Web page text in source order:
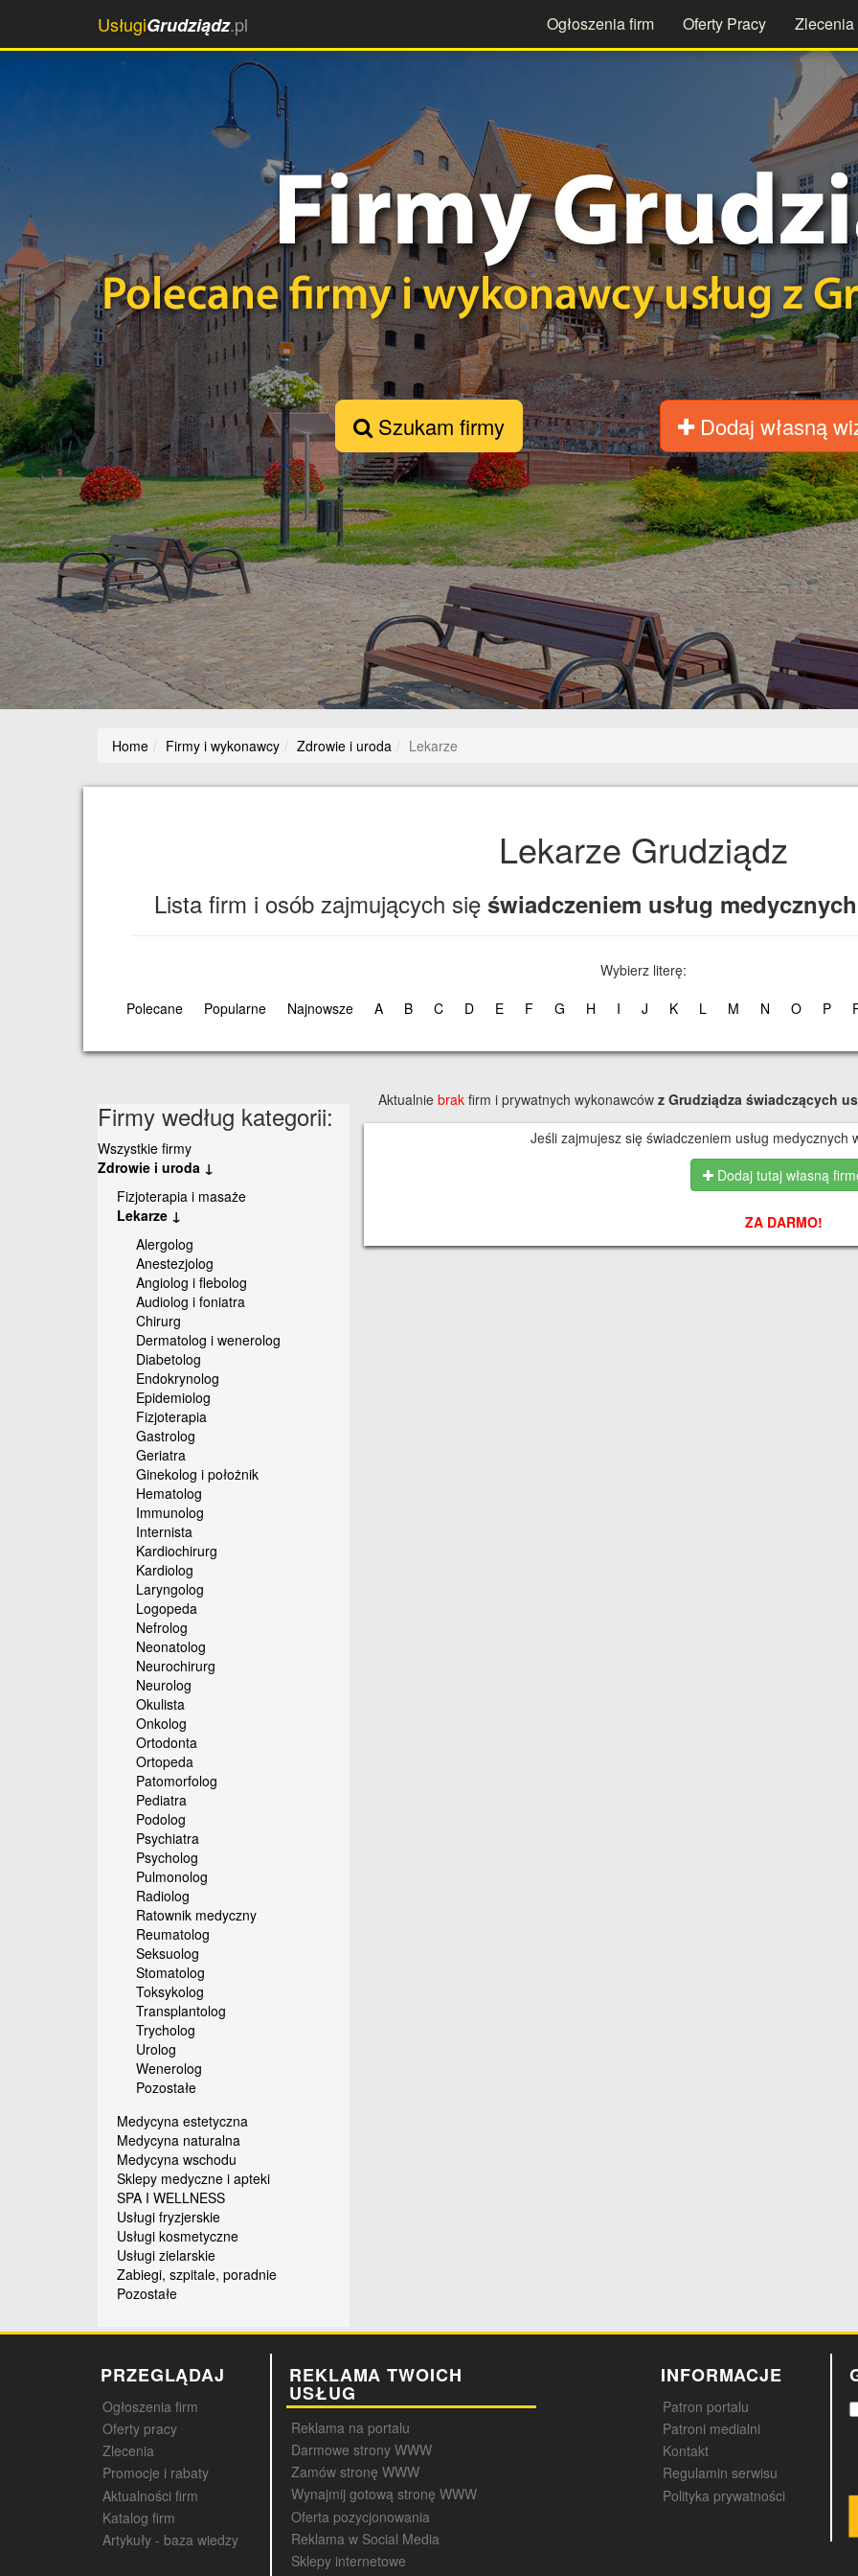
UsługiGrudziądz.pl Ogłoszenia firm Oferty Pracy Zlecenia
Szukam firmy Dodaj własną
Home Firmy i wykonawcy Zdrowie i uroda Lekarze
Lekarze Grudziądz
Lista firm i osób zajmujących się świadczeniem usług
Wybierz literę:
Polecane
Popularne Najnowsze A B C D E F G H I J K L M N O P
Aktualnie brakfirm i prywatnych wykonawców z Grudziądza świadczących
Jeśli zajmujesz się świadczeniem usług medycznych
Dodaj tutaj własną
ZA DARMO!
Firmy według kategorii:
Wszystkie firmy
Zdrowie i uroda ↓
Fizjoterapia i masaże
Lekarze ↓
Alergolog
Anestezjolog
Angiolog i flebolog
Audiolog i foniatra
Chirurg
Dermatolog i wenerolog
Diabetolog
Endokrynolog
Epidemiolog
Fizjoterapia
Gastrolog
Geriatra
Ginekolog i położnik
Hematolog
Immunolog
Internista
Kardiochirurg
Kardiolog
Laryngolog
Logopeda
Nefrolog
Neonatolog
Neurochirurg
Neurolog
Okulista
Onkolog
Ortodonta
Ortopeda
Patomorfolog
Pediatra
Podolog
Psychiatra
Psycholog
Pulmonolog
Radiolog
Ratownik medyczny
Reumatolog
Seksuolog
Stomatolog
Toksykolog
Transplantolog
Trycholog
Urolog
Wenerolog
Pozostałe
Medycyna estetyczna
Medycyna naturalna
Medycyna wschodu
Sklepy medyczne i apteki
SPA I WELLNESS
Usługi fryzjerskie
Usługi kosmetyczne
Usługi zielarskie
Zabiegi, szpitale, poradnie
Pozostałe
PRZEGLĄDAJ
Ogłoszenia firm
Oferty pracy
Zlecenia
Promocje i rabaty
Aktualności firm
Katalog firm
Artykuły - baza wiedzy
REKLAMA TWOICH
USŁUG
Reklama na portalu
Darmowe strony WWW
Zamów stronę WWW
Wynajmij gotową stronę WWW
Oferta pozycjonowania
Reklama w Social Media
Sklepy internetowe
INFORMACJE
Patron portalu
Patroni medialni
Kontakt
Regulamin serwisu
Polityka prywatności